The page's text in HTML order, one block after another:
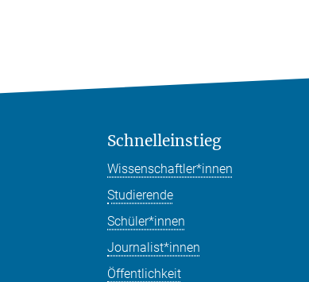
Schnelleinstieg
Wissenschaftler*innen
Studierende
Schüler*innen
Journalist*innen
Öffentlichkeit